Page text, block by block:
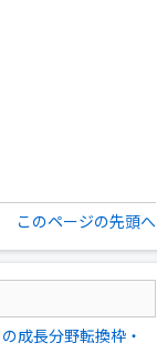
このページの先頭へ
成長分野転換枠・